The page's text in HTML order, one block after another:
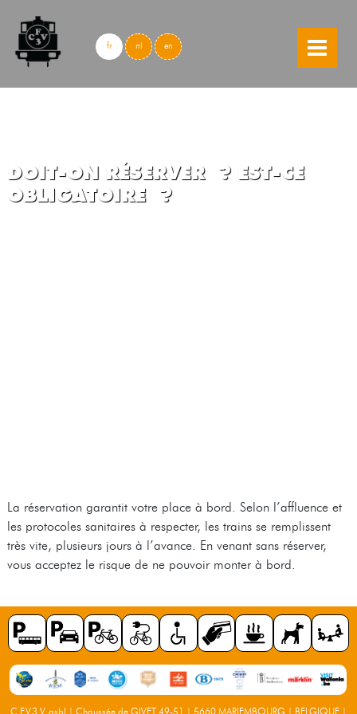
skip to content
fr nl en
DOIT-ON RÉSERVER ? EST-CE
OBLIGATOIRE ?
La réservation garantit votre place à bord. Selon l’affluence et
les protocoles sanitaires à respecter, les trains se remplissent
très vite, plusieurs jours à l’avance. En venant sans réserver,
vous acceptez le risque de ne pouvoir monter à bord.
C.F.V.3.V. asbl | Chaussée de GIVET 49-51 | 5660 MARIEMBOURG | BELGIQUE |